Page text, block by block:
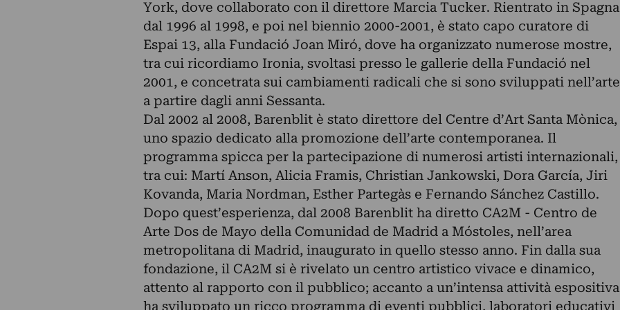
York, dove collaborato con il direttore Marcia Tucker. Rientrato in
dal 1996 al 1998, e poi nel biennio 2000-2001, è stato capo curatore di
Espai 13, alla Fundació Joan Miró, dove ha organizzato numerose mostre,
tra cui ricordiamo Ironia, svoltasi presso le gallerie della Fundació nel
2001, e concetrata sui cambiamenti radicali che si sono sviluppati nell’arte
a partire dagli anni Sessanta.
Dal 2002 al 2008, Barenblit è stato direttore del Centre d’Art Santa Mònica,
uno spazio dedicato alla promozione dell’arte contemporanea. Il
programma spicca per la partecipazione di numerosi artisti internazionali,
tra cui: Martí Anson, Alicia Framis, Christian Jankowski, Dora García, Jiri
Kovanda, Maria Nordman, Esther Partegàs e Fernando Sánchez Castillo.
Dopo quest’esperienza, dal 2008 Barenblit ha diretto CA2M - Centro de
Arte Dos de Mayo della Comunidad de Madrid a Móstoles, nell’area
metropolitana di Madrid, inaugurato in quello stesso anno. Fin dalla sua
fondazione, il CA2M si è rivelato un centro artistico vivace e dinamico,
attento al rapporto con il pubblico; accanto a un’intensa attività
ha sviluppato un ricco programma di eventi pubblici, laboratori educativi